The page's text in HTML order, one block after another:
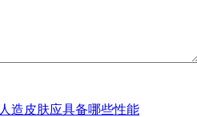
人造皮肤应具备哪些性能